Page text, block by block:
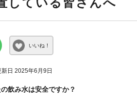
いいね！
日 2025年6月9日
飲み水は安全ですか？